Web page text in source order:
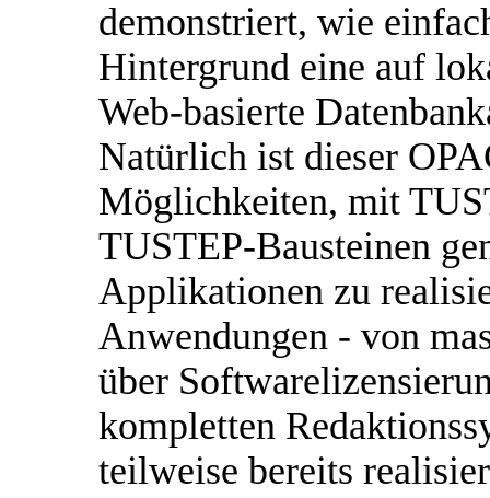
demonstriert, wie
Hintergrund eine auf
Web-basierte
Natürlich ist dieser
Möglichkeiten, mit
TUSTEP-Bausteinen
Applikationen zu
Anwendungen - von
über
kompletten
teilweise bereits